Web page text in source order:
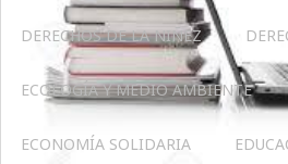
DERECHOS DE LA NIÑEZ
ECOLOGÍA Y MEDIO AMBIENTE
ECONOMÍA SOLIDARIA